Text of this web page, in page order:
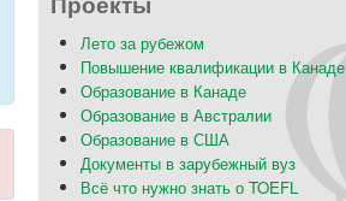
Лето за рубежом
Повышение квалификации в Канаде
Образование в Канаде
Образование в Австралии
Образование в США
Документы в зарубежный вуз
Всё что нужно знать о TOEFL